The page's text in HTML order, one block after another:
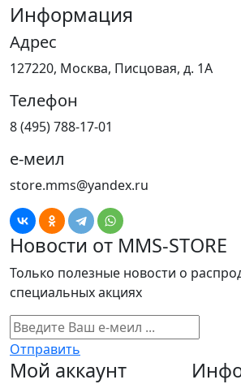
Информация
Адрес
127220, Москва, Писцовая, д. 1А
Телефон
8 (495) 788-17-01
е-меил
store.mms@yandex.ru
Новости от MMS-STORE
Только полезные новости о
специальных акциях
Отправить
Мой аккаунт